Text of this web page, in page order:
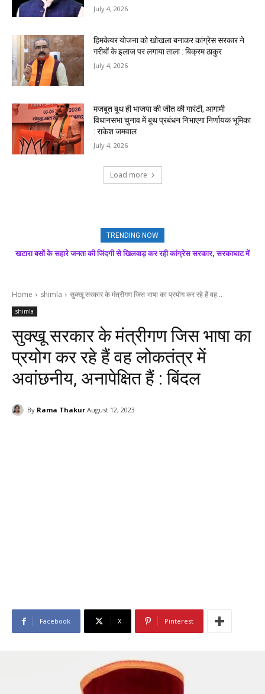
July 4, 2026
हिमकेयर योजना को खोखला बनाकर कांग्रेस सरकार ने
गरीबों के इलाज पर लगाया ताला : बिक्रम ठाकुर
July 4, 2026
मजबूत बूथ ही भाजपा की जीत की गारंटी, आगामी
विधानसभा चुनाव में बूथ प्रबंधन निभाएगा निर्णायक भूमिका
: राकेश जमवाल
July 4, 2026
Load more